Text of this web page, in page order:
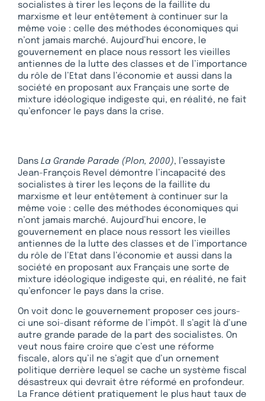
socialistes à tirer les leçons de la faillite du
marxisme et leur entêtement à continuer sur la
même voie : celle des méthodes économiques qui
n’ont jamais marché. Aujourd’hui encore, le
gouvernement en place nous ressort les vieilles
antiennes de la lutte des classes et de l’importance
du rôle de l’Etat dans l’économie et aussi dans la
société en proposant aux Français une sorte de
mixture idéologique indigeste qui, en réalité, ne fait
qu’enfoncer le pays dans la crise.
Dans La Grande Parade (Plon, 2000), l’essayiste
Jean-François Revel démontre l’incapacité des
socialistes à tirer les leçons de la faillite du
marxisme et leur entêtement à continuer sur la
même voie : celle des méthodes économiques qui
n’ont jamais marché. Aujourd’hui encore, le
gouvernement en place nous ressort les vieilles
antiennes de la lutte des classes et de l’importance
du rôle de l’Etat dans l’économie et aussi dans la
société en proposant aux Français une sorte de
mixture idéologique indigeste qui, en réalité, ne fait
qu’enfoncer le pays dans la crise.
On voit donc le gouvernement proposer ces jours-
ci une soi-disant réforme de l’impôt. Il s’agit là d’une
autre grande parade de la part des socialistes. On
veut nous faire croire que c’est une réforme
fiscale, alors qu’il ne s’agit que d’un ornement
politique derrière lequel se cache un système fiscal
désastreux qui devrait être réformé en profondeur.
La France détient pratiquement le plus haut taux de